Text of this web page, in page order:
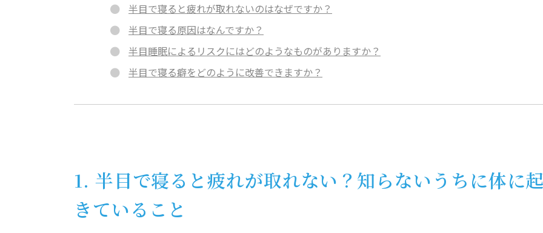
半目で寝ると疲れが取れないのはなぜですか？
半目で寝る原因はなんですか？
半目睡眠によるリスクにはどのようなものがありますか？
半目で寝る癖をどのように改善できますか？
1. 半目で寝ると疲れが取れない？知らないうちに体に起
きていること